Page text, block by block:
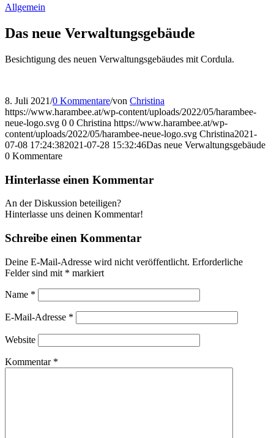
Allgemein
Das neue Verwaltungsgebäude
Besichtigung des neuen Verwaltungsgebäudes mit Cordula.
8. Juli 2021/0 Kommentare/von Christina
https://www.harambee.at/wp-content/uploads/2022/05/harambee-
neue-logo.svg 0 0 Christina https://www.harambee.at/wp-
content/uploads/2022/05/harambee-neue-logo.svg Christina2021-
07-08 17:24:382021-07-28 15:32:46Das neue Verwaltungsgebäude
0 Kommentare
Hinterlasse einen Kommentar
An der Diskussion beteiligen?
Hinterlasse uns deinen Kommentar!
Schreibe einen Kommentar
Deine E-Mail-Adresse wird nicht veröffentlicht. Erforderliche
Felder sind mit * markiert
Name *
E-Mail-Adresse *
Website
Kommentar *